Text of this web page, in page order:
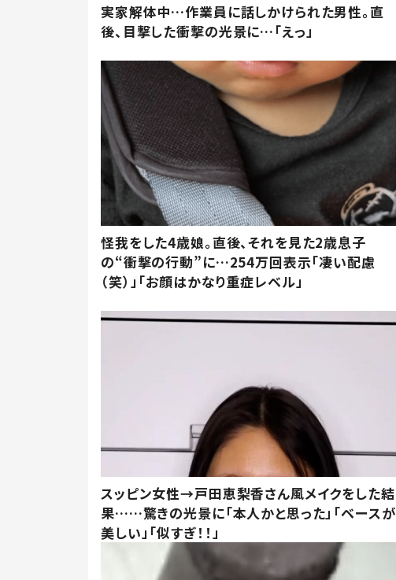
実家解体中…作業員に話しかけられた男性。直
後、目撃した衝撃の光景に…「えっ」
怪我をした4歳娘。直後、それを見た2歳息子
の“衝撃の行動”に…254万回表示「凄い配慮
（笑）」「お顔はかなり重症レベル」
スッピン女性→戸田恵梨香さん風メイクをした結
果……驚きの光景に「本人かと思った」「ベースが
美しい」「似すぎ！！」